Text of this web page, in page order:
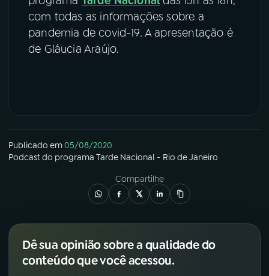
com todas as informações sobre a
pandemia de covid-19. A apresentação é
de Gláucia Araújo.
Publicado em05/08/2020
Podcastdo programa Tarde Nacional - Rio de Janeiro
Compartilhe
Dê sua opinião sobre a qualidade do
conteúdo que você acessou.